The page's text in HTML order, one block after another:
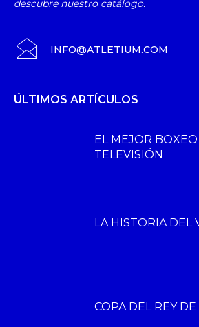
descubre nuestro catálogo.
INFO@ATLETIUM.COM
ÚLTIMOS ARTÍCULOS
EL MEJOR
TELEVISIÓN
LA HISTORIA DEL
COPA DEL REY